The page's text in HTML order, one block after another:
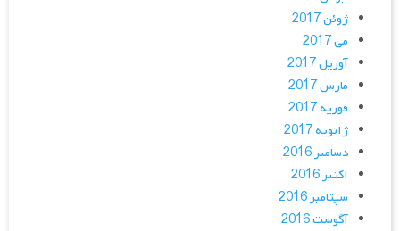
ژوئن 2017
می 2017
آوریل 2017
مارس 2017
فوریه 2017
ژانویه 2017
دسامبر 2016
اکتبر 2016
سپتامبر 2016
آگوست 2016